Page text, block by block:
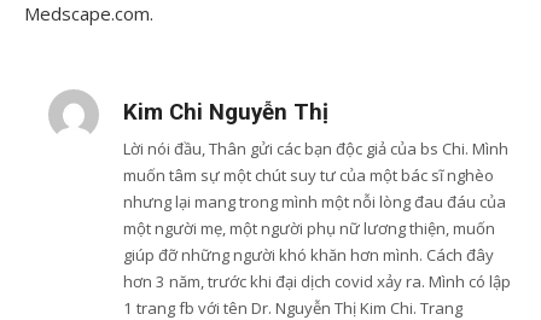
Medscape.com.
Kim Chi Nguyễn Thị
Lời nói đầu, Thân gửi các bạn độc giả của bs Chi. Mình
muốn tâm sự một chút suy tư của một bác sĩ nghèo
nhưng lại mang trong mình một nỗi lòng đau đáu của
một người mẹ, một người phụ nữ lương thiện, muốn
giúp đỡ những người khó khăn hơn mình. Cách đây
hơn 3 năm, trước khi đại dịch covid xảy ra. Mình có lập
1 trang fb với tên Dr. Nguyễn Thị Kim Chi. Trang